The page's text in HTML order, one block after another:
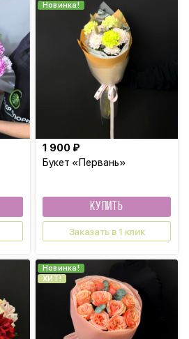
Новинка!
Букет «Первань»
1 900 ₽
КУПИТЬ
Заказать в 1 клик
Новинка!
ХИТ!